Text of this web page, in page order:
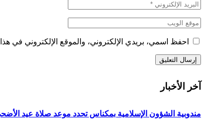
احفظ اسمي، بريدي الإلكتروني، والموقع الإلكتروني في
آخر الأخبار
مندوبية الشؤون الإسلامية بمكناس تحدد موعد صلاة عيد الأضحى لعام 1447هـ/2026م ولائحة المصليات